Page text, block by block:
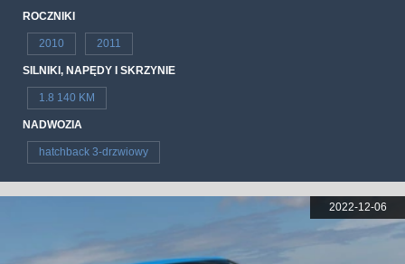
ROCZNIKI
2010 2011
SILNIKI, NAPĘDY I SKRZYNIE
1.8 140 KM
NADWOZIA
hatchback 3-drzwiowy
2022-12-06